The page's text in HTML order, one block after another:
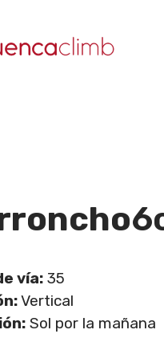
vía: 35
Vertical
Sol por la mañana